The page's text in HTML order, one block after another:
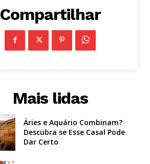
Compartilhar
Mais lidas
Áries e Aquário Combinam?
Descubra se Esse Casal Pode
Dar Certo